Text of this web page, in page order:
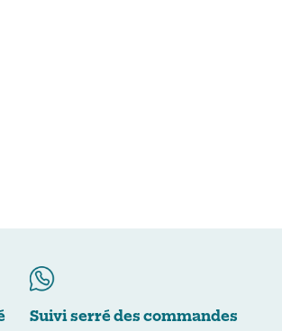
Suivi serré des commandes